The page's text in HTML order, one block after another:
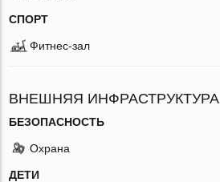
СПОРТ
Фитнес-зал
ВНЕШНЯЯ ИНФРАСТРУКТУРА
БЕЗОПАСНОСТЬ
Охрана
ДЕТИ